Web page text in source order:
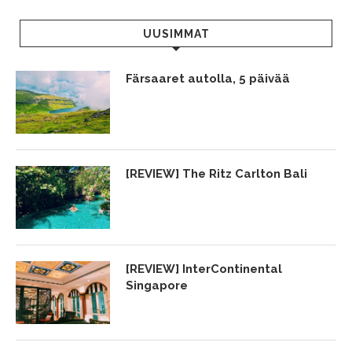
UUSIMMAT
Färsaaret autolla, 5 päivää
[REVIEW] The Ritz Carlton Bali
[REVIEW] InterContinental
Singapore